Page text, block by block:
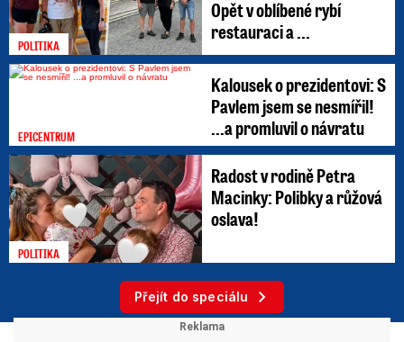
POLITIKA
Opět v oblíbené rybí
restauraci a ...
EPICENTRUM
Kalousek o prezidentovi: S
Pavlem jsem se nesmířil!
...a promluvil o návratu
POLITIKA
Radost v rodině Petra
Macinky: Polibky a růžová
oslava!
Přejít do speciálu